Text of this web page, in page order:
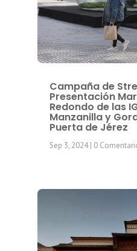
Campaña de
Presentación
Redondo de las
Manzanilla y
Puerta de Jérez
Sep 3, 2024| 0